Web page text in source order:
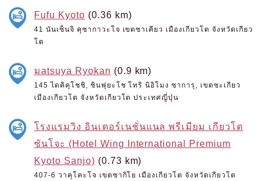
Fufu Kyoto (0.36 km)
41 นันเซ็นจิ คุซากาวะโจ เขตซาเคียว เมืองเกียวโต จังหวัดเกียว
โต
มatsuya Ryokan (0.9 km)
145 ไดคิคุโชชิ, ชินฟุยะโช โทริ นิอิโมง ซาการุ, เขตซะเกียว
เมืองเกียวโต จังหวัดเกียวโต ประเทศญี่ปุ่น
โรงแรมวิง อินเตอร์เนชั่นแนล พรีเมียม เกียวโต
ซันโจะ (Hotel Wing International Premium
Kyoto Sanjo) (0.73 km)
407-6 วาคุโคะโจ เขตซากิโย เมืองเกียวโต จังหวัดเกียวโต